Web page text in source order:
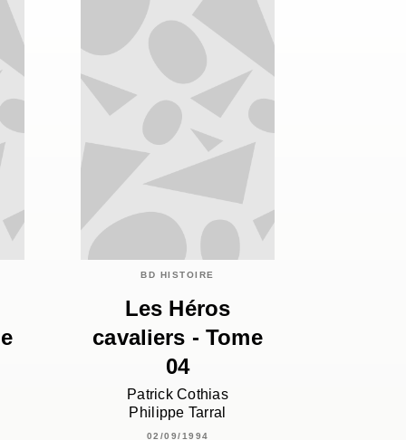
BD HISTOIRE
Les Héros
cavaliers - Tome
04
Patrick Cothias
Philippe Tarral
02/09/1994